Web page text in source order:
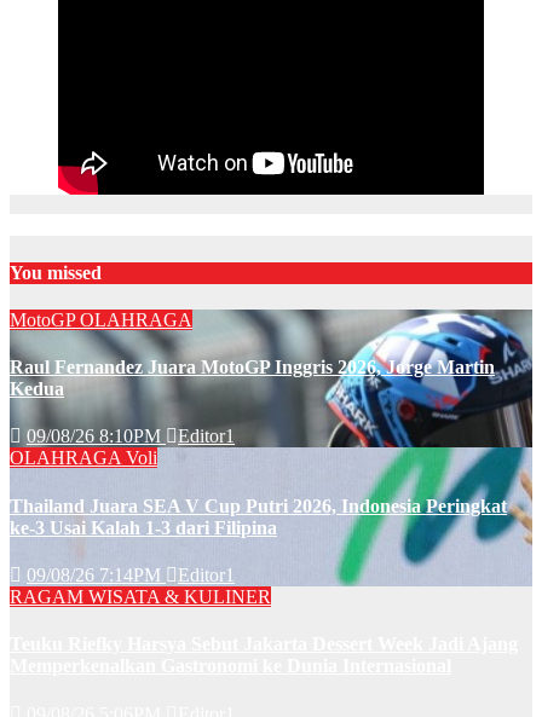
You missed
MotoGPOLAHRAGA
Raul Fernandez Juara MotoGP Inggris 2026, Jorge Martin
Kedua
09/08/26 8:10PM
Editor1
OLAHRAGAVoli
Thailand Juara SEA V Cup Putri 2026, Indonesia Peringkat
ke-3 Usai Kalah 1-3 dari Filipina
09/08/26 7:14PM
Editor1
RAGAM WISATA & KULINER